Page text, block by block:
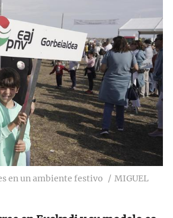
en un ambiente festivo
MIGUEL